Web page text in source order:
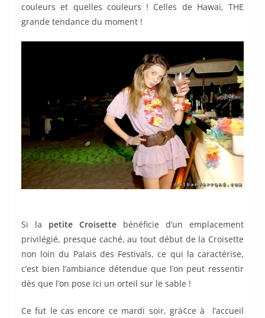
couleurs et quelles couleurs ! Celles de Hawai, THE
grande tendance du moment !
Si la petite Croisette bénéficie d’un emplacement
privilégié, presque caché, au tout début de la Croisette
non loin du Palais des Festivals, ce qui la caractérise,
c’est bien l’ambiance détendue que l’on peut ressentir
dès que l’on pose ici un orteil sur le sable !
Ce fut le cas encore ce mardi soir, grà¢ce à l’accueil